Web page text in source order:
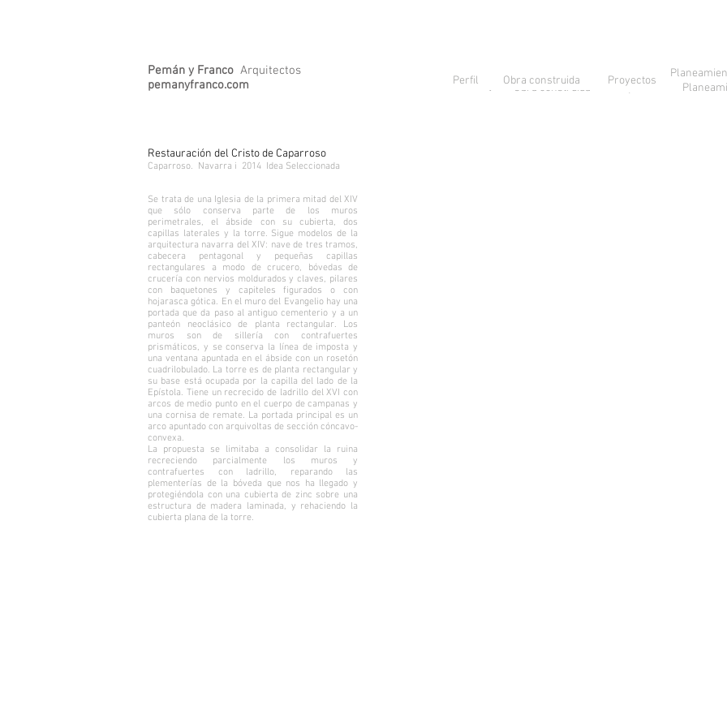
Pemán y Franco Arquitectos
pemanyfranco.com
Perfil Obra construida Proyectos
Restauración del Cristo de Caparroso
Caparroso. Navarra i 2014 Idea Seleccionada
.
Se trata de una Iglesia de la primera mitad del XIV
que sólo conserva parte de los muros
perimetrales, el ábside con su cubierta, dos
capillas laterales y la torre. Sigue modelos de la
arquitectura navarra del XIV: nave de tres tramos,
cabecera pentagonal y pequeñas capillas
rectangulares a modo de crucero, bóvedas de
crucería con nervios moldurados y claves, pilares
con baquetones y capiteles figurados o con
hojarasca gótica. En el muro del Evangelio hay una
portada que da paso al antiguo cementerio y a un
panteón neoclásico de planta rectangular. Los
muros son de sillería con contrafuertes
prismáticos, y se conserva la línea de imposta y
una ventana apuntada en el ábside con un rosetón
cuadrilobulado. La torre es de planta rectangular y
su base está ocupada por la capilla del lado de la
Epístola. Tiene un recrecido de ladrillo del XVI con
arcos de medio punto en el cuerpo de campanas y
una cornisa de remate. La portada principal es un
arco apuntado con arquivoltas de sección cóncavo-
convexa.
La propuesta se limitaba a consolidar la ruina
recreciendo parcialmente los muros y
contrafuertes con ladrillo, reparando las
plementerías de la bóveda que nos ha llegado y
protegiéndola con una cubierta de zinc sobre una
estructura de madera laminada, y rehaciendo la
cubierta plana de la torre.
Perfil Obra construida Proyectos